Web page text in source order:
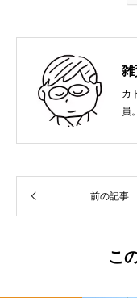
雑
カ
員
れ
て
前の記事
こ